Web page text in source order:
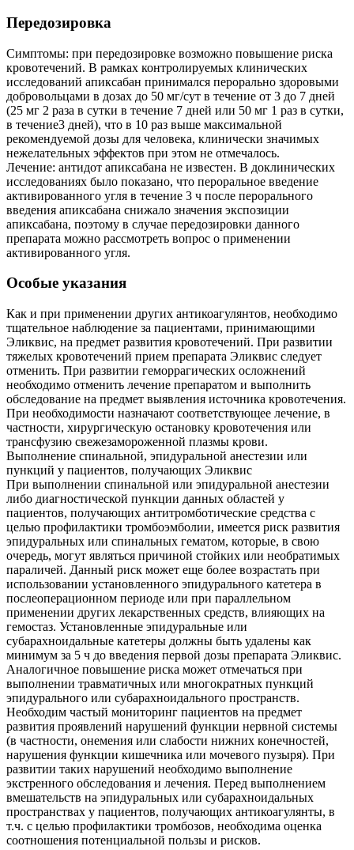
Передозировка
Симптомы: при передозировке возможно повышение риска
кровотечений. В рамках контролируемых клинических
исследований апиксабан принимался перорально здоровыми
добровольцами в дозах до 50 мг/сут в течение от 3 до 7 дней
(25 мг 2 раза в сутки в течение 7 дней или 50 мг 1 раз в сутки,
в течение3 дней), что в 10 раз выше максимальной
рекомендуемой дозы для человека, клинически значимых
нежелательных эффектов при этом не отмечалось.
Лечение: антидот апиксабана не известен. В доклинических
исследованиях было показано, что пероральное введение
активированного угля в течение 3 ч после перорального
введения апиксабана снижало значения экспозиции
апиксабана, поэтому в случае передозировки данного
препарата можно рассмотреть вопрос о применении
активированного угля.
Особые указания
Как и при применении других антикоагулянтов, необходимо
тщательное наблюдение за пациентами, принимающими
Эликвис, на предмет развития кровотечений. При развитии
тяжелых кровотечений прием препарата Эликвис следует
отменить. При развитии геморрагических осложнений
необходимо отменить лечение препаратом и выполнить
обследование на предмет выявления источника кровотечения.
При необходимости назначают соответствующее лечение, в
частности, хирургическую остановку кровотечения или
трансфузию свежезамороженной плазмы крови.
Выполнение спинальной, эпидуральной анестезии или
пункций у пациентов, получающих Эликвис
При выполнении спинальной или эпидуральной анестезии
либо диагностической пункции данных областей у
пациентов, получающих антитромботические средства с
целью профилактики тромбоэмболии, имеется риск развития
эпидуральных или спинальных гематом, которые, в свою
очередь, могут являться причиной стойких или необратимых
параличей. Данный риск может еще более возрастать при
использовании установленного эпидурального катетера в
послеоперационном периоде или при параллельном
применении других лекарственных средств, влияющих на
гемостаз. Установленные эпидуральные или
субарахноидальные катетеры должны быть удалены как
минимум за 5 ч до введения первой дозы препарата Эликвис.
Аналогичное повышение риска может отмечаться при
выполнении травматичных или многократных пункций
эпидурального или субарахноидального пространств.
Необходим частый мониторинг пациентов на предмет
развития проявлений нарушений функции нервной системы
(в частности, онемения или слабости нижних конечностей,
нарушения функции кишечника или мочевого пузыря). При
развитии таких нарушений необходимо выполнение
экстренного обследования и лечения. Перед выполнением
вмешательств на эпидуральных или субарахноидальных
пространствах у пациентов, получающих антикоагулянты, в
т.ч. с целью профилактики тромбозов, необходима оценка
соотношения потенциальной пользы и рисков.